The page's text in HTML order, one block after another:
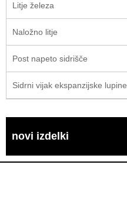
Litje železa
Naložno litje
Post napeto sidrišče
Sidrni vijak ekspanzijske lupine
novi izdelki